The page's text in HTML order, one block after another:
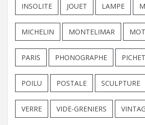
INSOLITE JOUET LAMPE
MICHELIN MONTELIMAR
PARIS PHONOGRAPHE PICHET
POILU POSTALE SCULPTURE
VERRE VIDE-GRENIERS